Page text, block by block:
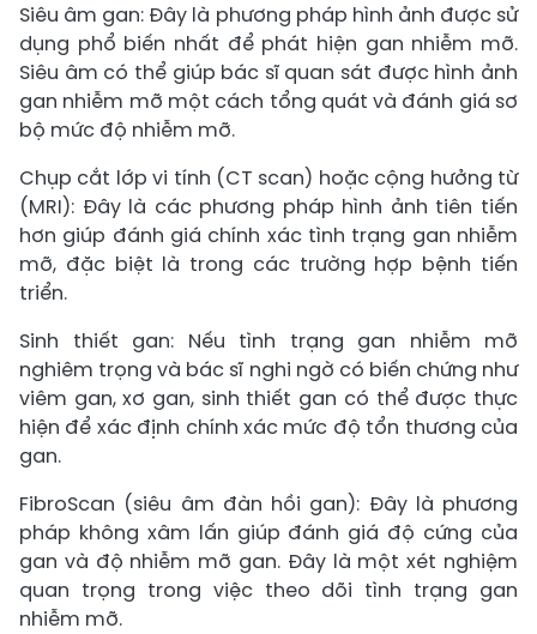
Siêu âm gan: Đây là phương pháp hình ảnh được sử
dụng phổ biến nhất để phát hiện gan nhiễm mỡ.
Siêu âm có thể giúp bác sĩ quan sát được hình ảnh
gan nhiễm mỡ một cách tổng quát và đánh giá sơ
bộ mức độ nhiễm mỡ.
Chụp cắt lớp vi tính (CT scan) hoặc cộng hưởng từ
(MRI): Đây là các phương pháp hình ảnh tiên tiến
hơn giúp đánh giá chính xác tình trạng gan nhiễm
mỡ, đặc biệt là trong các trường hợp bệnh tiến
triển.
Sinh thiết gan: Nếu tình trạng gan nhiễm mỡ
nghiêm trọng và bác sĩ nghi ngờ có biến chứng như
viêm gan, xơ gan, sinh thiết gan có thể được thực
hiện để xác định chính xác mức độ tổn thương của
gan.
FibroScan (siêu âm đàn hồi gan): Đây là phương
pháp không xâm lấn giúp đánh giá độ cứng của
gan và độ nhiễm mỡ gan. Đây là một xét nghiệm
quan trọng trong việc theo dõi tình trạng gan
nhiễm mỡ.